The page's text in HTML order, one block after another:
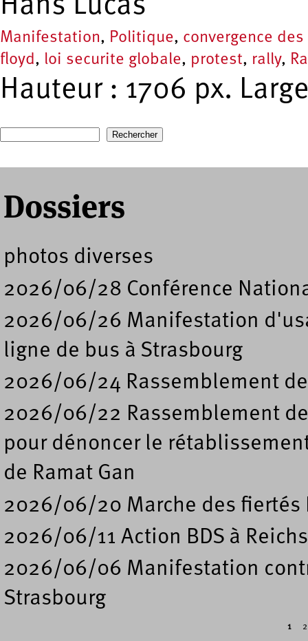
Hans Lucas
Manifestation, Politique, convergence
floyd, loi securite globale, protest, rally,
Hauteur : 1706 px.
Formulaire de recherche
Dossiers
photos diverses
2026/06/28 Conférence
2026/06/26 Manifestation
ligne de bus à Strasbourg
2026/06/24 Rassemblement
2026/06/22 Rassemblement
pour dénoncer le
de Ramat Gan
2026/06/20 Marche des fiertés
2026/06/11 Action BDS à
2026/06/06 Manifestation
Strasbourg
1 2